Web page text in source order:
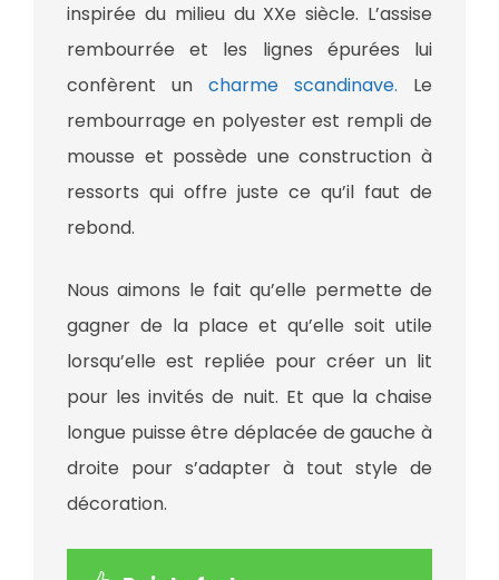
inspirée du milieu du XXe siècle. L’assise
rembourrée et les lignes épurées lui
confèrent un charme scandinave. Le
rembourrage en polyester est rempli de
mousse et possède une construction à
ressorts qui offre juste ce qu’il faut de
rebond.
Nous aimons le fait qu’elle permette de
gagner de la place et qu’elle soit utile
lorsqu’elle est repliée pour créer un lit
pour les invités de nuit. Et que la chaise
longue puisse être déplacée de gauche à
droite pour s’adapter à tout style de
décoration.